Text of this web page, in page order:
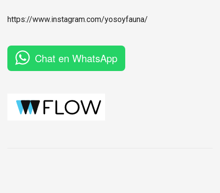
https://www.instagram.com/yosoyfauna/
Chat en WhatsApp